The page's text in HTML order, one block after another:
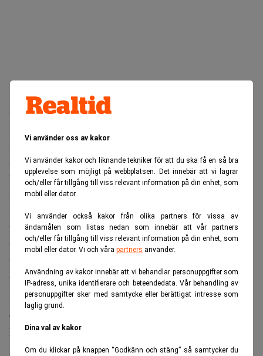
Vi använder oss av kakor
Vi använder kakor och liknande tekniker för att du ska få en så bra
upplevelse som möjligt på webbplatsen. Det innebär att vi lagrar
och/eller får tillgång till viss relevant information på din enhet, som
mobil eller dator.
Vi använder också kakor från olika partners för vissa av
ändamålen som listas nedan som innebär att vår partners
och/eller får tillgång till viss relevant information på din enhet, som
mobil eller dator. Vi och våra partners använder.
Användning av kakor innebär att vi behandlar personuppgifter som
IP-adress, unika identifierare och beteendedata. Vår behandling av
personuppgifter sker med samtycke eller berättigat intresse som
laglig grund.
Dina val av kakor
Om du klickar på knappen “Godkänn och stäng” så samtycker du
Motorolas vikbara mobil Razr V3 har varit en stor succé. I
som i jämförelse med sin föregångare blir ytterligare lite
smalare.
Men det tar inte slut där. Under 2006 kommer en supertunn
mobil under namnet Scalpel. Enligt Chicago Business är
Scalpel inte mer än 0,64 centimeter tjock.
Priset blir lika litet det. Endast 40 dollar, eller 310 kronor,
kommer en Scalpel att kosta i Europa, Afrika,
Mellanöstern och Asien.
Med den nya telefonen hoppas Motorola kunna komma
ikapp Nokia som har stora marknadsandelar i samtliga
ovanstående regioner i världen.
Närmare bestämt handlar det om 35 procent i Europa, 60
procent i Afrika, Mellanöstern och Asien. Motorolas